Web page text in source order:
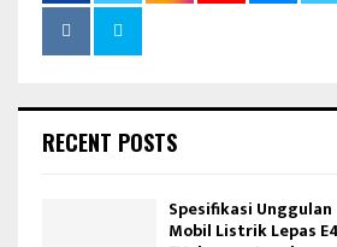
RECENT POSTS
Spesifikasi Unggulan
Mobil Listrik Lepas E4